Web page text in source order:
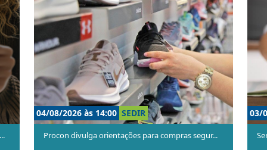
SEDIR
sobre educação fina...
29/07/2026 às 14:30 SEDIR
Jardim Tropical recebe ação do Procon